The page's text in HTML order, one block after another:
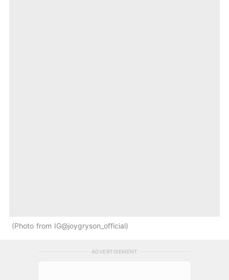
Photo from IG@joygryson_official
ADVERTISEMENT